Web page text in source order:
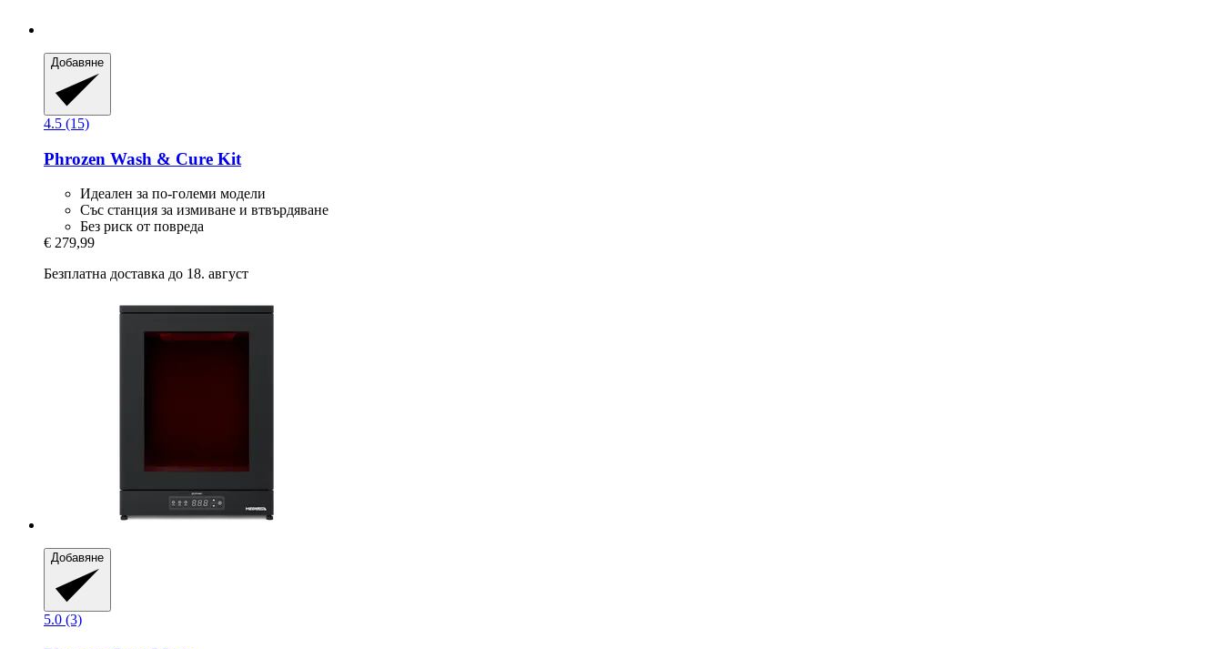
Добавяне
4.5 (15)
Phrozen Wash & Cure Kit
Идеален за по-големи модели
Със станция за измиване и втвърдяване
Без риск от повреда
€ 279,99
Безплатна доставка до 18. август
Добавяне
5.0 (3)